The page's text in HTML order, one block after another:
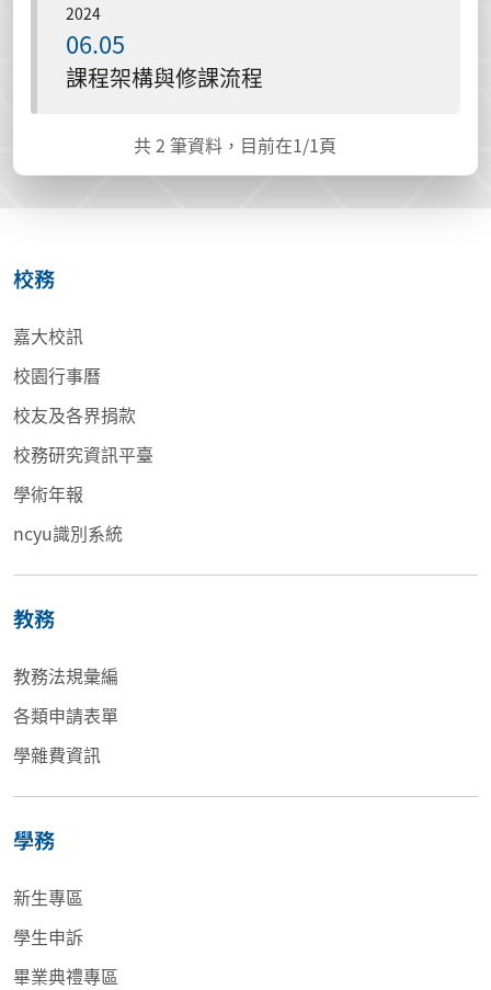
2024
06.05
課程架構與修課流程
共2 筆資料，目前在1/1頁
校務
嘉大校訊
校園行事曆
校友及各界捐款
校務研究資訊平臺
學術年報
ncyu識別系統
教務
教務法規彙編
各類申請表單
學雜費資訊
學務
新生專區
學生申訴
畢業典禮專區